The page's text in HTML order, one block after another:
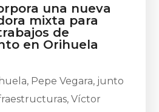
una nueva
mixta para
de
en Orihuela
Pepe Vegara, junto
Víctor